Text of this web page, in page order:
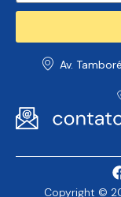
Av.
Copyright ©